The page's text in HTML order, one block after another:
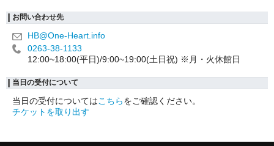
お問い合わせ先
HB@One-Heart.info
0263-38-1133
12:00~18:00(平日)/9:00~19:00(土日祝) ※月・火休館日
当日の受付について
当日の受付についてはこちらをご確認ください。
チケットを取り出す